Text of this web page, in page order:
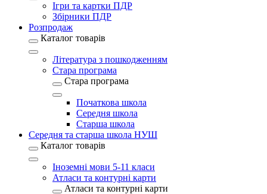
Ігри та картки ПДР
Збірники ПДР
Розпродаж
Каталог товарів
Література з пошкодженням
Стара програма
Стара програма
Початкова школа
Середня школа
Старша школа
Середня та старша школа НУШ
Каталог товарів
Іноземні мови 5-11 класи
Атласи та контурні карти
Атласи та контурні карти